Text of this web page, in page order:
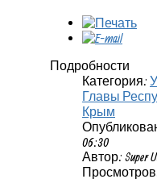
Подробности
Категория:
Главы
Крым
06:30
Автор: Super